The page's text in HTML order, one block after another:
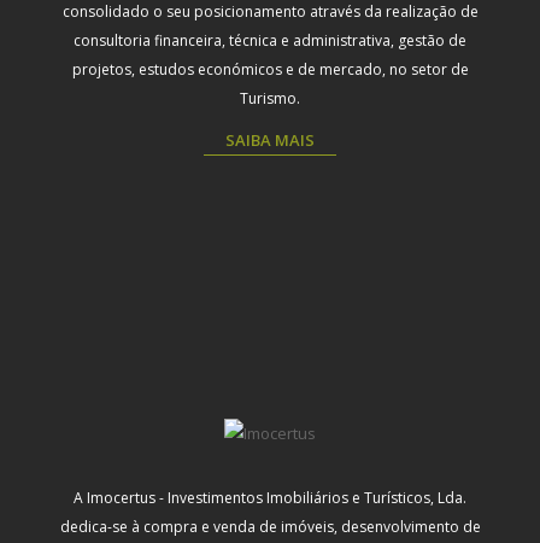
consolidado o seu posicionamento através da realização de
consultoria financeira, técnica e administrativa, gestão de
projetos, estudos económicos e de mercado, no setor de
Turismo.
SAIBA MAIS
A Imocertus - Investimentos Imobiliários e Turísticos, Lda.
dedica-se à compra e venda de imóveis, desenvolvimento de